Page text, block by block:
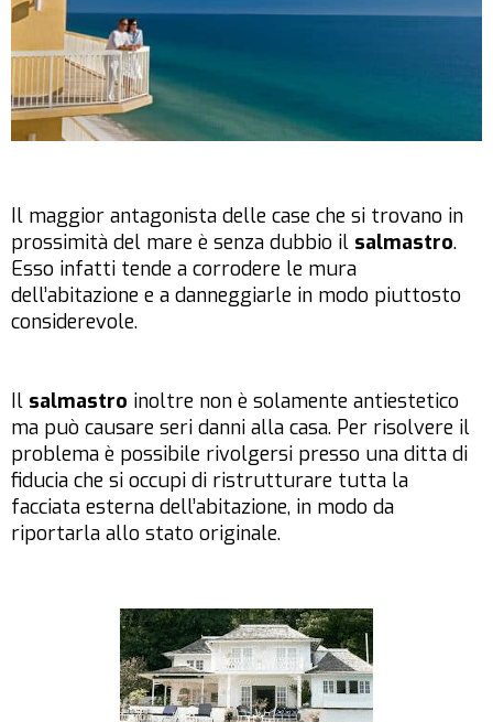
Il maggior antagonista delle case che si trovano in
prossimità del mare è senza dubbio il salmastro.
Esso infatti tende a corrodere le mura
dell’abitazione e a danneggiarle in modo piuttosto
considerevole.
Il salmastro inoltre non è solamente antiestetico
ma può causare seri danni alla casa. Per risolvere il
problema è possibile rivolgersi presso una ditta di
fiducia che si occupi di ristrutturare tutta la
facciata esterna dell’abitazione, in modo da
riportarla allo stato originale.